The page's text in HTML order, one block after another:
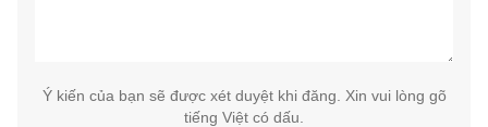
Ý kiến của bạn sẽ được xét duyệt khi đăng. Xin vui lòng gõ
tiếng Việt có dấu.